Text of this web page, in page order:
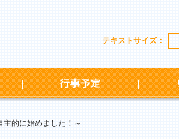
テキストサイズ：
学校だより 行事予定
的に始めました！～